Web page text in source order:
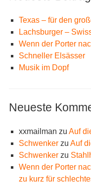
Texas – für den
Lachsburger –
Wenn der Porter
Schneller Elsässer
Musik im Dopf
Neueste
xxmailman zu Auf
Schwenkerzu Auf
Schwenkerzu
Wenn der Porter
zu kurz für